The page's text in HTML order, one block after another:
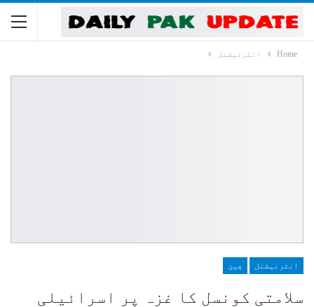
Home انٹرنیشنل
انٹرنیشنل چین
سلامتی کونسل کا غزہ پر اسرائیلی